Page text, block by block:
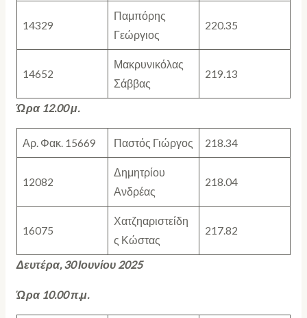
14329
Παμπόρης
Γεώργιος
220.35
14652
Μακρυνικόλας
Σάββας
219.13
Ώρα 12.00 μ.
Αρ. Φακ. 15669 Παστός Γιώργος 218.34
12082
Δημητρίου
Ανδρέας
218.04
16075
Χατζηαριστείδη
ς Κώστας
217.82
Δευτέρα, 30 Ιουνίου 2025
Ώρα 10.00 π.μ.